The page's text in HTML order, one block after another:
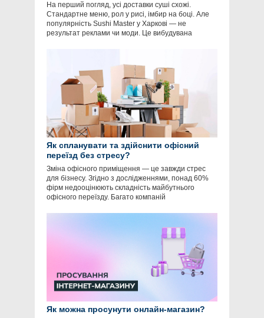
На перший погляд, усі доставки суші схожі.
Стандартне меню, рол у рисі, імбир на боці. Але
популярність Sushi Master у Харкові — не
результат реклами чи моди. Це вибудувана
Як спланувати та здійснити офісний
переїзд без стресу?
Зміна офісного приміщення — це завжди стрес
для бізнесу. Згідно з дослідженнями, понад 60%
фірм недооцінюють складність майбутнього
офісного переїзду. Багато компаній
Як можна просунути онлайн-магазин?